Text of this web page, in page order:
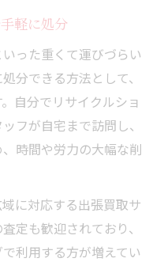
軽に処分
った重くて運びづらい
分できる方法として、
自分でリサイクルショ
フが自宅まで訪問し、
時間や労力の大幅な削
に対応する出張買取サ
定も歓迎されており、
利用する方が増えてい